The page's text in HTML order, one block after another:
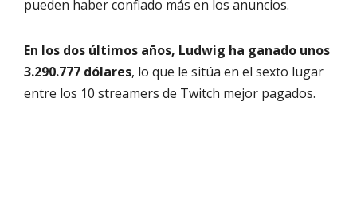
pueden haber confiado más en los anuncios.
En los dos últimos años, Ludwig ha ganado unos
3.290.777 dólares, lo que le sitúa en el sexto lugar
entre los 10 streamers de Twitch mejor pagados.